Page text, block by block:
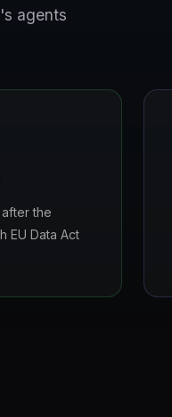
agents
the
EU Data Act